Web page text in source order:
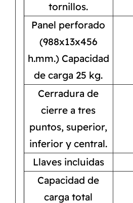
tornillos.
Panel perforado
(988x13x456
h.mm.) Capacidad
de carga 25 kg.
Cerradura de
cierre a tres
puntos, superior,
inferior y central.
Llaves incluidas
Capacidad de
carga total